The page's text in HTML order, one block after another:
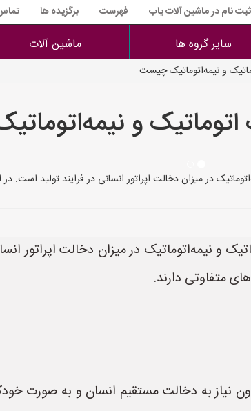
ثبت نام در ماشین آلات یاب فهرست برگزیده ها
سایر گروه ها ماشین آلات
و نیمه‌اتوماتیک چیست
اتوماتیک و
در میزان دخالت اپراتور انسانی در فرایند تولید
و نیمه‌اتوماتیک در میزان دخالت اپراتور
متفاوتی دارند.
نیاز به دخالت مستقیم انسان و به صورت